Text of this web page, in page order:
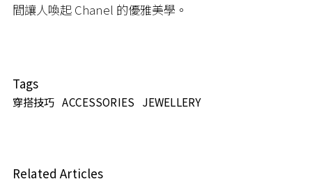
間讓人喚起 Chanel 的優雅美學。
Tags
穿搭技巧 ACCESSORIES JEWELLERY
Related Articles